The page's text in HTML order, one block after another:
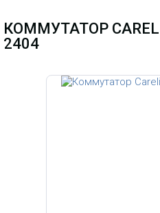
КОММУТАТОР
2404